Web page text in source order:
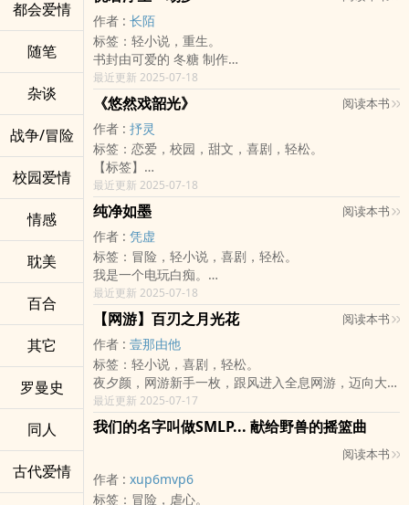
都会爱情
随笔
杂谈
战争/冒险
校园爱情
情感
耽美
百合
其它
罗曼史
同人
古代爱情
但在这时，本该烂在水沟里的前男友忽然出现，硬是打
破她宁静的生活，
不只生活被搞得一团糟，云嫣然一个头两个大，
同时心里似乎有着什么正在发酵……
【碎片一】
【世界】朝与暮:夫人这是打算始乱终弃?
【世界】云染:我们当初不是说好了?
【世界】朝与暮:记忆力有点差，忘了。
……?
✧･ﾟ:✧☁︎･ﾟ::･ﾟ✦:･ﾟ✧
【碎片二】
「我可以更肆意妄为一点?」
「什么?」
「想站在你身边，想做你的男朋友。」
我世界里独一无二的色彩，
有了你，我也开始期待落日后的云彩。
序章 不小心捅到大神
Chapter01 调查死因
Chapter02 关于送礼这件事
Chapter03 他走的是阴郁美男路线
Chapter04 不再是提拉米苏
Chapter05 那一刻心动
Chapter06 爱恨情仇
Chpater07 靠近
Chapter09 朝朝
Chapter10 彩云
有欢笑、有冒险，更重要的是——
里面有你，陪我一起安居。
×
✎【夜儿〃晒月亮 - 粉丝页】欢迎来玩。
把，还在新手城内闹出大大小小的事情。
好色的她，在一次副本中遇见了排行榜上数一数二的大
神－－墨鸯。
「大神，你就从了我吧！」幻雨一脸痞子的模样和墨鸯
说道。
「那就恭敬不如从命了。」墨鸯笑的很风雅，风轻撩过
青丝飘逸在空中。
怎么有人古代的人物也可以美型成这个样子？！
在游戏中调戏还不够，连到现实中也不放过！
「娘子，我想我们应该好好聊聊。」他在大庭广众下握
这她的手深情款款的说道。
「鸯鸯，你这样抓着我，真是令人害羞。」她满脸笑
容，一点都不在乎班上那些奇异的目光。
【好色破坏女Ｘ温暖乖乖男】
「乖！你这叫乖！我看根本是扮猪吃老虎啊！」幻雨终
于忍不住哇哇大叫。
＊
【游戏内容构思】无奈
【书封】阿瑞's art （实体书封）
【专业】沐樱
【ＣＰ】幻雨Ｘ墨鸯（童墨雨Ｘ江颍淅）
【更新】完结！
主标题：破坏少女攻略大神计划！
副标题：温和大神驯服破坏少女手册。
敲诈一个GM的人没?看过一个怪不好好砍舖来当垫子
的人没?各种怪事层出不穷，女人是祸水，男人也是祸
水，通通都是祸水...
狐族、猫族、人族和鬼族，人家片头动化明明就只有这
几个族来着，怎么又平白无故多出个精灵族，香蕉的，
还隐藏职业哩，让人蛋疼的惊喜...
No Name Online
看似怪异的游戏名称，却在20xx年红透半边天，无人
不知，无人不晓，
然而，就在这热闹的虚拟世界中，出现了名为茶菓子和
寒夜霜岳的两人，
他们东奔西跑，和NPC套交情，和BOSS打交道，认识
一群口中总嚷嚷义气相挺，
实际上却胆小如鼠的伙伴，甚至创建了让其他冒险者闻
风丧胆的公会，
热闹非凡，无恶不作。
注意:
书封或各章回预告的图─雨曦，羽欷，黄昏的哀悼制
如有侵权请告知，会立即撤下 :)
不定期更(最少一个月二更)
异动资料:
2015/3/31 Chapter5 "情何以堪"改"十步一杀"
连结专区:
人设:茶菓子、寒夜霜岳、十步一杀
作者 : 长陌
标签：轻小说，重生。
书封由可爱的 冬糖 制作
是什么事情，能够重生。
是什么友情，能够放弃自己生存的机会。
夏依然在大四时，出了车祸，重生回到大一时，但随之
而来的是记忆的消失。
玩着同样的网游，做着同样的事，说着同样的话，只有
那个夏依然不同罢了。
但是四年后的一切还会一样吗？
还会出现一样的车祸，一样生命的消失。
最近更新 2025-07-18
《悠然戏韶光》 阅读本书
作者 : 抒灵
标签：恋爱，校园，甜文，喜剧，轻松。
【标签】
键盘网游、校园爱情
【简介】
当妖人碰上人妖，当网游撞上现实，
这两人的世界突然变得很有爱。
网游里，除了大神，妖人和人妖也四处横行。
身为「云游」这款线上游戏妖人的其中一员，
邱枫打怪下本建帮派，混得轻松惬意、如鱼得水；
然而有天，因为一个阴错阳差的意外，
她竟发现了同为实力榜上有名的玩家：韶光易逝的秘
密。
──原来，她是个人妖。
我笑悠然：「韶光，你说我们出个续集如何？」
韶光易逝：「还要出续集！」
我笑悠然：「怎么了？怎么你一脸惊恐？」
韶光易逝：「我是觉得，现在这样就很好......」
我笑悠然：「难道你没听说过『好还要更好』吗？」
韶光易逝：「......」
【封面绘师】
最近更新 2025-07-18
纯净如墨 阅读本书
作者 : 凭虚
标签：冒险，轻小说，喜剧，轻松。
我是一个电玩白痴。
在这个隔壁阿伯都会放大绝的年代，甚么跟电动有关的
事情绝对不会扯到我身上。
但是，当有一天电玩自己扯到我身上
那么本姑娘只有........
你小样的豁出去跟你拚了！
｢有便宜不占是小白，这是人生的真理！」
「唯女子与小人难养也，很抱歉，你刚好惹到了两
者！」
外表看似小白，内心却阴于常人
且看史上第一阴险厚脸皮之女主角，如何用她的脑袋横
行网游世界！
点下去你绝对不会后悔－－除非，你富有仁爱之心，你
最近更新 2025-07-18
【网游】百刃之月光花 阅读本书
作者 : 壹那由他
标签：轻小说，喜剧，轻松。
夜夕颜，网游新手一枚，跟风进入全息网游，迈向大神
之路(性别女)。
不找大神傍大款，自己成为大神。
不靠运气，自行修练，不择手段。
这是一个以成为大神为目标努力向上的女生靠着异于常
人的思维，慢慢成为大神级人物的故事。
总而言之，这是一篇想要颠覆网游公式的网游。
最近更新 2025-07-17
我们的名字叫做SMLP... 献给野兽的摇篮曲
阅读本书
作者 : xup6mvp6
标签：冒险，虐心。